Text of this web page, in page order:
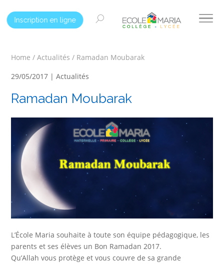
Inscription en ligne
Home / Actualités / Ramadan Moubarak
29/05/2017 | Actualités
Ramadan Moubarak
L’École Maria souhaite à toute son équipe pédagogique, les
parents et ses élèves un Bon Ramadan 2017.
Qu’Allah vous protège et vous couvre de sa grande